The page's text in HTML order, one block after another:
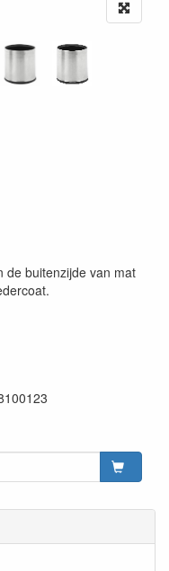
de buitenzijde van mat